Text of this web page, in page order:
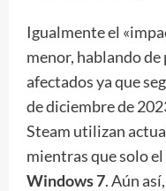
Igualmente el
menor, hablando
afectados ya que
de diciembre de
Steam utilizan
mientras que solo el
Windows 7. Aún